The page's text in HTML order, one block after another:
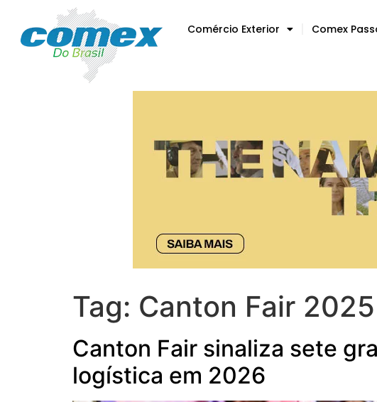
Comércio Exterior Comex
Tag: Canton Fair 2025
Canton Fair sinaliza sete
logística em 2026